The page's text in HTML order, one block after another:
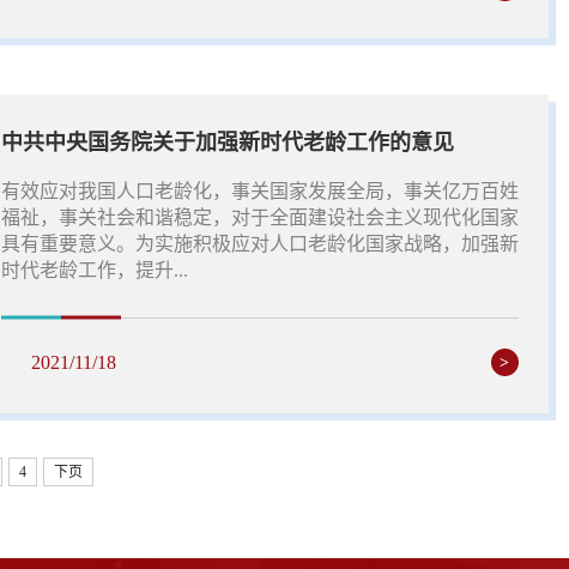
中共中央国务院关于加强新时代老龄工作的意见
有效应对我国人口老龄化，事关国家发展全局，事关亿万百姓
福祉，事关社会和谐稳定，对于全面建设社会主义现代化国家
具有重要意义。为实施积极应对人口老龄化国家战略，加强新
时代老龄工作，提升...
2021/11/18 >
4 下页